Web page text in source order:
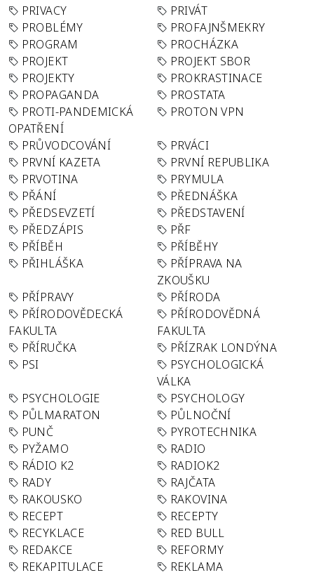
PRIVACY
PRIVÁT
PROBLÉMY
PROFAJNŠMEKRY
PROGRAM
PROCHÁZKA
PROJEKT
PROJEKT SBOR
PROJEKTY
PROKRASTINACE
PROPAGANDA
PROSTATA
PROTI-PANDEMICKÁ
OPATŘENÍ
PROTON VPN
PRŮVODCOVÁNÍ
PRVÁCI
PRVNÍ KAZETA
PRVNÍ REPUBLIKA
PRVOTINA
PRYMULA
PŘÁNÍ
PŘEDNÁŠKA
PŘEDSEVZETÍ
PŘEDSTAVENÍ
PŘEDZÁPIS
PŘF
PŘÍBĚH
PŘÍBĚHY
PŘIHLÁŠKA
PŘÍPRAVA NA
ZKOUŠKU
PŘÍPRAVY
PŘÍRODA
PŘÍRODOVĚDECKÁ
FAKULTA
PŘÍRODOVĚDNÁ
FAKULTA
PŘÍRUČKA
PŘÍZRAK LONDÝNA
PSI
PSYCHOLOGICKÁ
VÁLKA
PSYCHOLOGIE
PSYCHOLOGY
PŮLMARATON
PŮLNOČNÍ
PUNČ
PYROTECHNIKA
PYŽAMO
RADIO
RÁDIO K2
RADIOK2
RADY
RAJČATA
RAKOUSKO
RAKOVINA
RECEPT
RECEPTY
RECYKLACE
RED BULL
REDAKCE
REFORMY
REKAPITULACE
REKLAMA